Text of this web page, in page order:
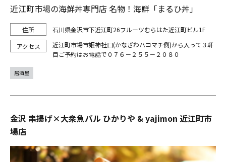
近江町市場の海鮮丼専門店 名物！海鮮「まるひ丼」
石川県金沢市下近江町26フルーツむらはた近江町ビル1F
近江町市場市姫神社口(かなざわハコマチ側)から入って３軒
目ご予約はお電話で０７６－２５５－２０８０
居酒屋
金沢 串揚げ×大衆魚バル ひかりや & yajimon 近江町市
場店